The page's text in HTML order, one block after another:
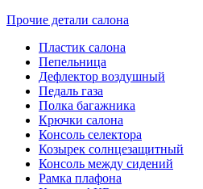
Прочие детали салона
Пластик салона
Пепельница
Дефлектор воздушный
Педаль газа
Полка багажника
Крючки салона
Консоль селектора
Козырек солнцезащитный
Консоль между сидений
Рамка плафона